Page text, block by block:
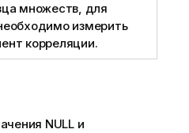
множеств, для
измерить
корреляции.
NULLи